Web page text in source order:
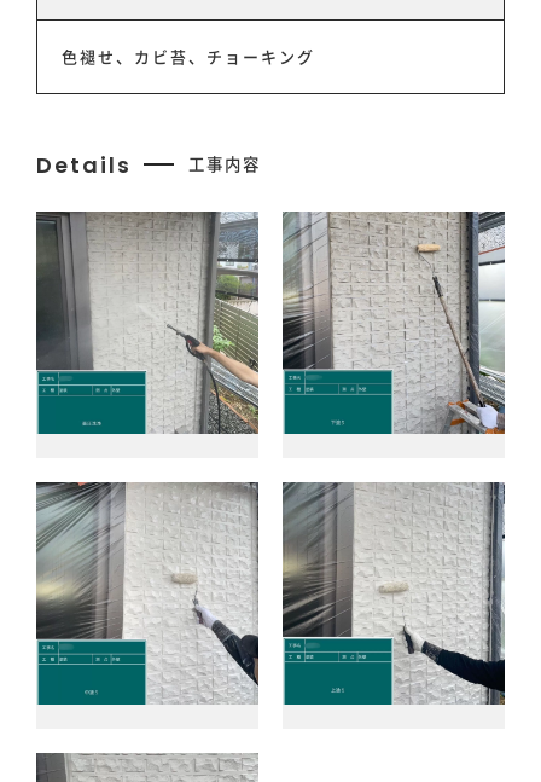
色褪せ、カビ苔、チョーキング
Details 工事内容
お知らせ
お問い合わせ